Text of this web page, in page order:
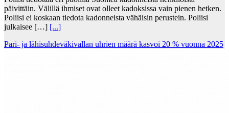
päivittäin. Välillä ihmiset ovat olleet kadoksissa vain pienen hetken.
Poliisi ei koskaan tiedota kadonneista vähäisin perustein. Poliisi
julkaisee […] [...]
Pari- ja lähisuhdeväkivallan uhrien määrä kasvoi 20 % vuonna 2025